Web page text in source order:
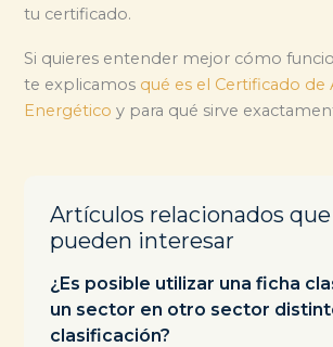
tu certificado.
Si quieres entender mejor cómo
te explicamos qué es el Certificado de
Energético y para qué sirve
Artículos relacionados
pueden interesar
¿Es posible utilizar una ficha
un sector en otro sector
clasificación?